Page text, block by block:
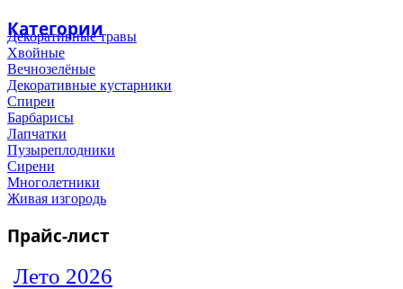
Категории
Декоративные травы
Хвойные
Вечнозелёные
Декоративные кустарники
Спиреи
Барбарисы
Лапчатки
Пузыреплодники
Сирени
Многолетники
Живая изгородь
Прайс-лист
Лето 2026